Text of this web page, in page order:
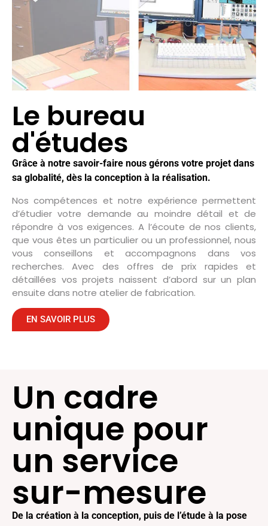
Le bureau
d'études
Grâce à notre savoir-faire nous gérons votre projet dans
sa globalité, dès la conception à la réalisation.
Nos compétences et notre expérience permettent
d’étudier votre demande au moindre détail et de
répondre à vos exigences. A l’écoute de nos clients,
que vous êtes un particulier ou un professionnel, nous
vous conseillons et accompagnons dans vos
recherches. Avec des offres de prix rapides et
détaillées vos projets naissent d’abord sur un plan
ensuite dans notre atelier de fabrication.
EN SAVOIR PLUS
Un cadre
unique pour
un service
sur-mesure
De la création à la conception, puis de l’étude à la pose